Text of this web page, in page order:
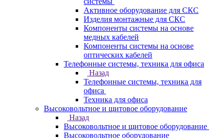
Активное оборудование для СКС
Изделия монтажные для СКС
Компоненты системы на основе
медных кабелей
Компоненты системы на основе
оптических кабелей
Телефонные системы, техника для офиса
Назад
Телефонные системы, техника для
офиса
Техника для офиса
Высоковольтное и щитовое оборудование
Назад
Высоковольтное и щитовое оборудование
Высоковольтное оборудование